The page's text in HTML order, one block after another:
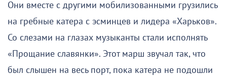
Они вместе с другими мобилизованными грузились
на гребные катера с эсминцев и лидера «Харьков».
Со слезами на глазах музыканты стали исполнять
«Прощание славянки». Этот марш звучал так, что
был слышен на весь порт, пока катера не подошли